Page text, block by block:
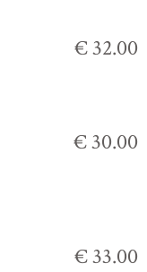
€ 32.00
€ 30.00
€ 33.00